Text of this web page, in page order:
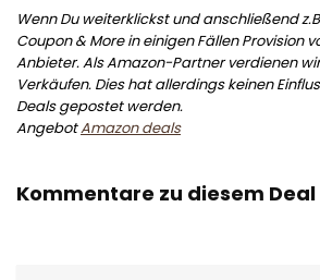
Wenn Du weiterklickst und anschließend
Coupon & More in einigen Fällen Provision
Anbieter. Als Amazon-Partner verdienen
Verkäufen. Dies hat allerdings keinen
Deals gepostet werden.
AngebotAmazon deals
Kommentare zu diesem Deal